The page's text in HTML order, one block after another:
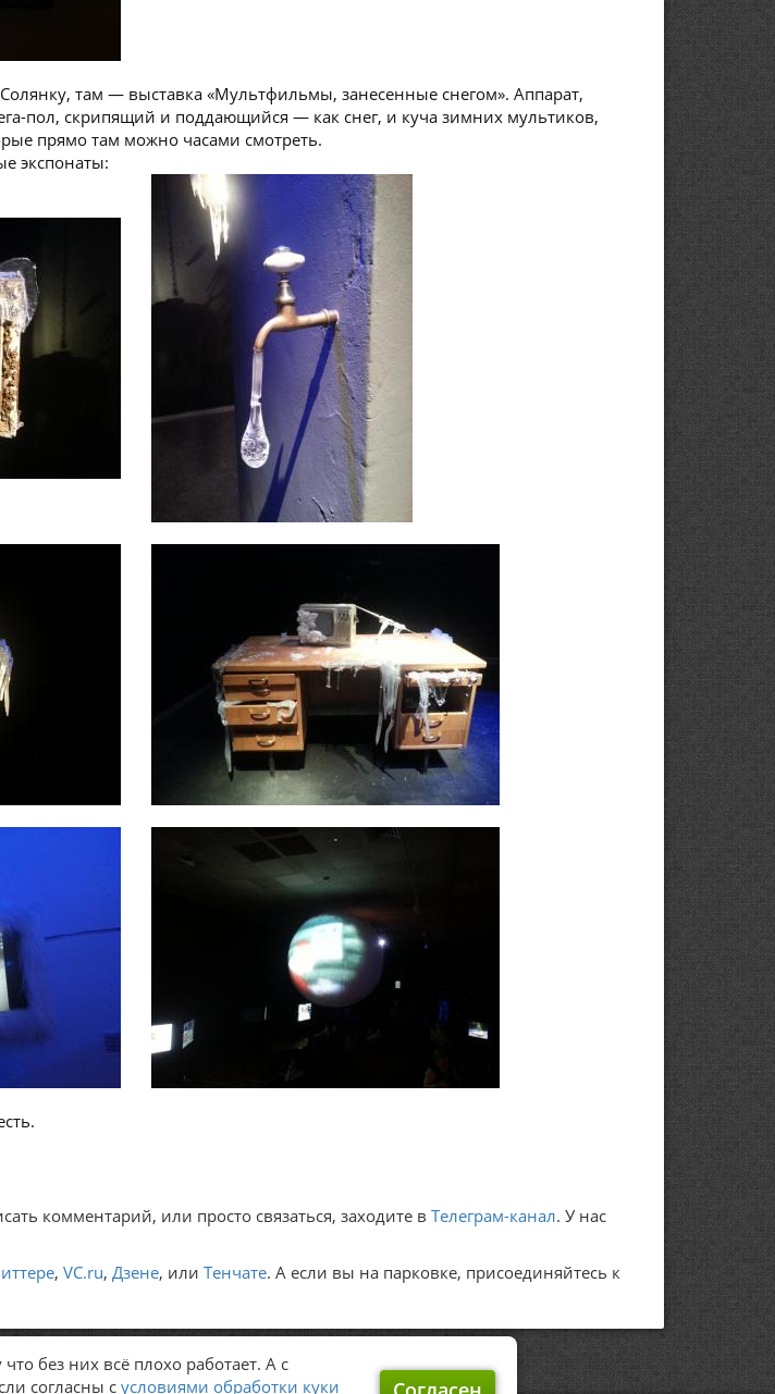
там — выставка «Мультфильмы, занесенные снегом». Аппарат,
пол, скрипящий и поддающийся — как снег, и куча зимних мультиков,
прямо там можно часами смотреть.
экспонаты:
комментарий, или просто связаться, заходите в Телеграм-канал. У нас
, VC.ru, Дзене, или Тенчате. А если вы на парковке, присоединяйтесь к
без них всё плохо работает. А с
согласны с условиями обработки куки